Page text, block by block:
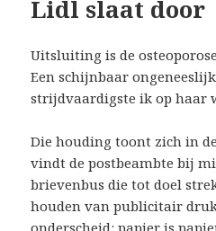
Lidl slaat door
Uitsluiting is de
Een schijnbaar
strijdvaardigste ik op haar
Die houding toont zich in
vindt de postbeambte bij
brievenbus die tot doel
houden van publicitair